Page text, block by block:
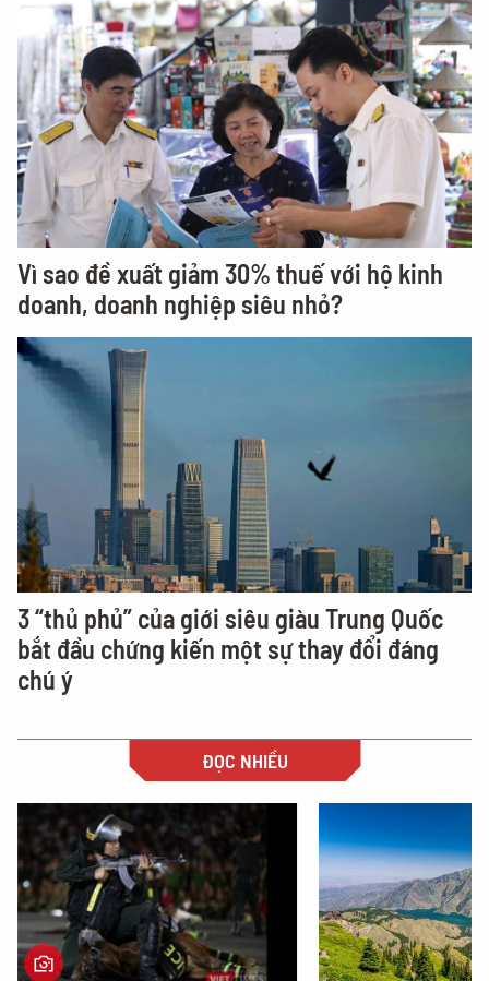
Vì sao đề xuất giảm 30% thuế với hộ kinh
doanh, doanh nghiệp siêu nhỏ?
3 “thủ phủ” của giới siêu giàu Trung Quốc
bắt đầu chứng kiến một sự thay đổi đáng
chú ý
ĐỌC NHIỀU